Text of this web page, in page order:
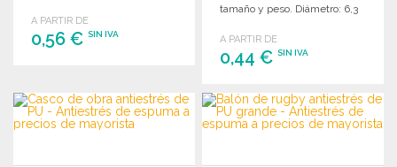
A PARTIR DE
0,56 € SIN IVA
Solicitar un presupuesto
tamaño y peso. Diámetro: 6,3
A PARTIR DE
0,44 €SIN IVA
PEDIR
Solicitar un presupuesto